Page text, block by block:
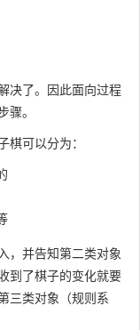
决了。因此面向过程
。
可以分为：
，并告知第二类对象
到了棋子的变化就要
三类对象（规则系